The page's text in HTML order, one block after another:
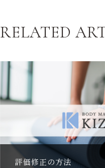
RELATED
評価修正の方法